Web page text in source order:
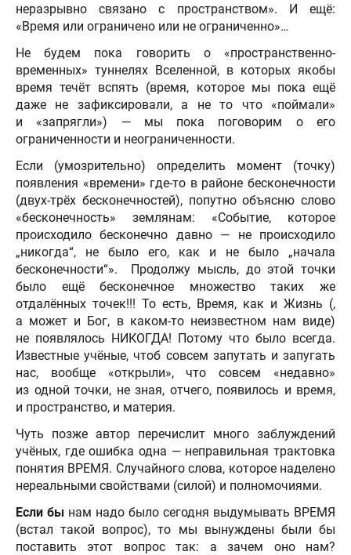
неразрывно связано с пространством». И ещё:
«Время или ограничено или не ограниченно»…
Не будем пока говорить о «пространственно-
временных» туннелях Вселенной, в которых якобы
время течёт вспять (время, которое мы пока ещё
даже не зафиксировали, а не то что «поймали»
и «запрягли») — мы пока поговорим о его
ограниченности и неограниченности.
Если (умозрительно) определить момент (точку)
появления «времени» где-то в районе бесконечности
(двух-трёх бесконечностей), попутно объясню слово
«бесконечность» землянам: «Событие, которое
происходило бесконечно давно — не происходило
„никогда“, не было его, как и не было „начала
бесконечности“». Продолжу мысль, до этой точки
было ещё бесконечное множество таких же
отдалённых точек!!! То есть, Время, как и Жизнь (,
а может и Бог, в каком-то неизвестном нам виде)
не появлялось НИКОГДА! Потому что было всегда.
Известные учёные, чтоб совсем запутать и запугать
нас, вообще «открыли», что совсем «недавно»
из одной точки, не зная, отчего, появилось и время,
и пространство, и материя.
Чуть позже автор перечислит много заблуждений
учёных, где ошибка одна — неправильная трактовка
понятия ВРЕМЯ. Случайного слова, которое наделено
нереальными свойствами (силой) и полномочиями.
Если бы нам надо было сегодня выдумывать ВРЕМЯ
(встал такой вопрос), то мы вынуждены были бы
поставить этот вопрос так: а зачем оно нам?